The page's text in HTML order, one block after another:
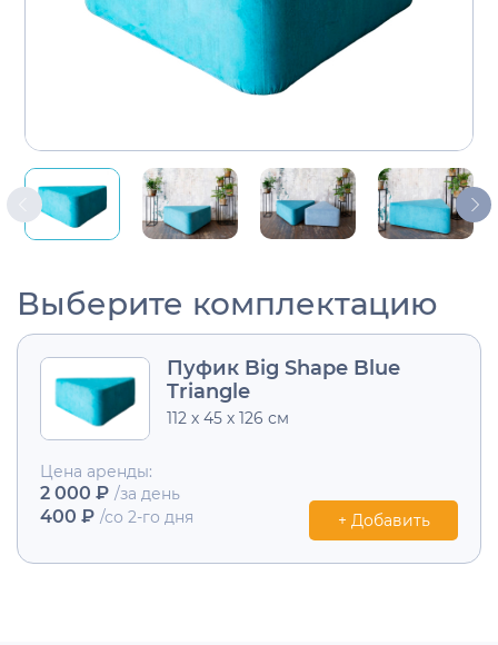
Выберите комплектацию
Пуфик Big Shape Blue
Triangle
112 х 45 х 126 см
Цена аренды:
2 000 ₽ /за день
400 ₽ /со 2-го дня + Добавить